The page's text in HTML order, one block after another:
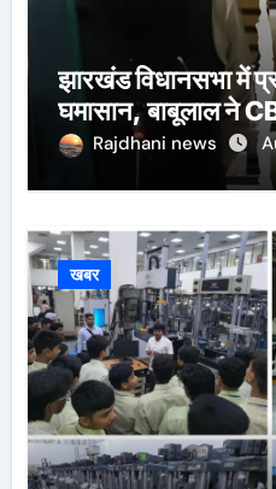
झारखंड विधानसभा में
घमासान, बाबूलाल ने
Rajdhani news
खबर